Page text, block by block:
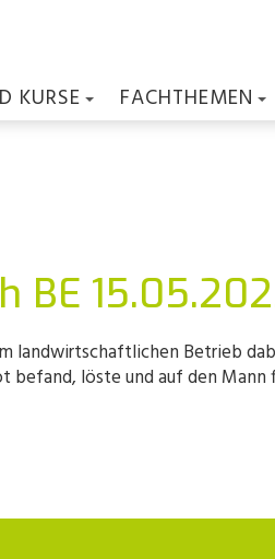
KURSE FACHTHEMEN
BE
landwirtschaftlichen Betrieb
befand, löste und auf den Mann